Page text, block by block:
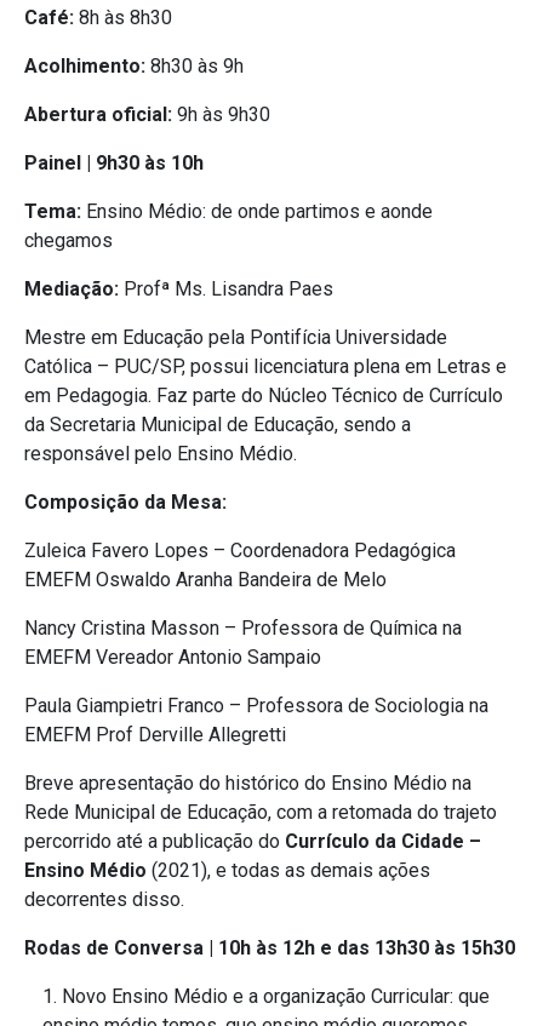
Café: 8h às 8h30
Acolhimento: 8h30 às 9h
Abertura oficial: 9h às 9h30
Painel | 9h30 às 10h
Tema: Ensino Médio: de onde partimos e aonde
chegamos
Mediação: Profª Ms. Lisandra Paes
Mestre em Educação pela Pontifícia Universidade
Católica – PUC/SP, possui licenciatura plena em Letras e
em Pedagogia. Faz parte do Núcleo Técnico de Currículo
da Secretaria Municipal de Educação, sendo a
responsável pelo Ensino Médio.
Composição da Mesa:
Zuleica Favero Lopes – Coordenadora Pedagógica
EMEFM Oswaldo Aranha Bandeira de Melo
Nancy Cristina Masson – Professora de Química na
EMEFM Vereador Antonio Sampaio
Paula Giampietri Franco – Professora de Sociologia na
EMEFM Prof Derville Allegretti
Breve apresentação do histórico do Ensino Médio na
Rede Municipal de Educação, com a retomada do trajeto
percorrido até a publicação do Currículo da Cidade –
Ensino Médio (2021), e todas as demais ações
decorrentes disso.
Rodas de Conversa | 10h às 12h e das 13h30 às 15h30
Novo Ensino Médio e a organização Curricular: que